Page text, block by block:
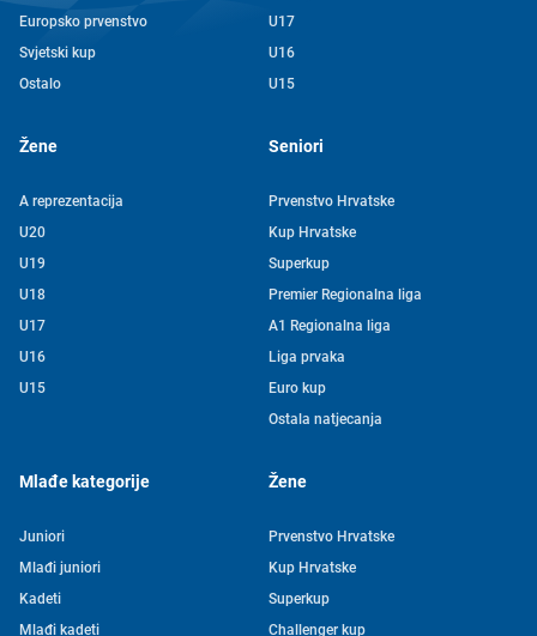
Europsko prvenstvo
Svjetski kup
Ostalo
U17
U16
U15
Žene
A reprezentacija
U20
U19
U18
U17
U16
U15
Seniori
Prvenstvo Hrvatske
Kup Hrvatske
Superkup
Premier Regionalna liga
A1 Regionalna liga
Liga prvaka
Euro kup
Ostala natjecanja
Mlađe kategorije
Juniori
Mlađi juniori
Kadeti
Mlađi kadeti
Žene
Prvenstvo Hrvatske
Kup Hrvatske
Superkup
Challenger kup